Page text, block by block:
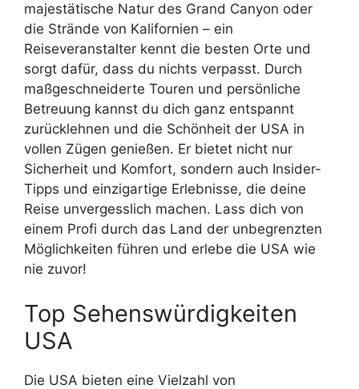
majestätische Natur des Grand Canyon oder
die Strände von Kalifornien – ein
Reiseveranstalter kennt die besten Orte und
sorgt dafür, dass du nichts verpasst. Durch
maßgeschneiderte Touren und persönliche
Betreuung kannst du dich ganz entspannt
zurücklehnen und die Schönheit der USA in
vollen Zügen genießen. Er bietet nicht nur
Sicherheit und Komfort, sondern auch Insider-
Tipps und einzigartige Erlebnisse, die deine
Reise unvergesslich machen. Lass dich von
einem Profi durch das Land der unbegrenzten
Möglichkeiten führen und erlebe die USA wie
nie zuvor!
Top Sehenswürdigkeiten
USA
Die USA bieten eine Vielzahl von